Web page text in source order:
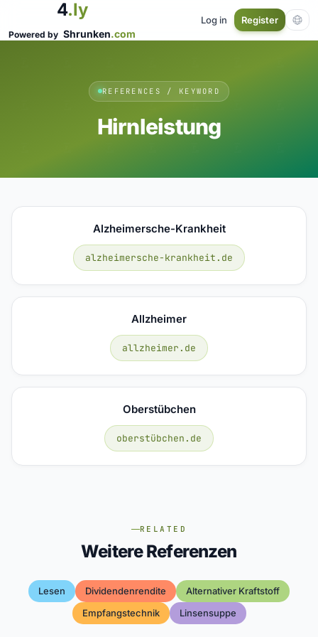
4.ly
Powered by Shrunken.com
Log in Register
REFERENCES / KEYWORD
Hirnleistung
Alzheimersche-Krankheit
alzheimersche-krankheit.de
Allzheimer
allzheimer.de
Oberstübchen
oberstübchen.de
RELATED
Weitere Referenzen
Lesen Dividendenrendite
Alternativer Kraftstoff
Empfangstechnik
Linsensuppe